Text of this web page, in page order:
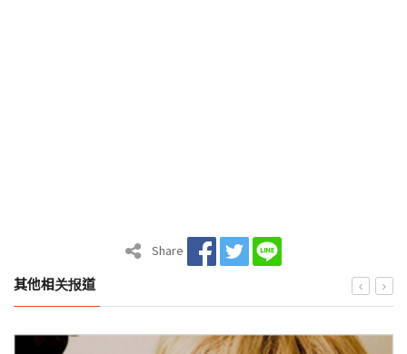
Share
其他相关报道